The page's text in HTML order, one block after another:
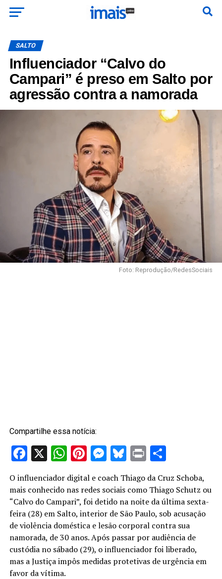
SALTO
Influenciador “Calvo do
Campari” é preso em Salto por
agressão contra a namorada
Foto: Reprodução/RedesSociais
Compartilhe essa notícia:
Facebook
X WhatsApp
Pinterest
Messenger
Bluesky
PrintShare
O influenciador digital e coach Thiago da Cruz Schoba,
mais conhecido nas redes sociais como Thiago Schutz ou
“Calvo do Campari”, foi detido na noite da última sexta-
feira (28) em Salto, interior de São Paulo, sob acusação
de violência doméstica e lesão corporal contra sua
namorada, de 30 anos. Após passar por audiência de
custódia no sábado (29), o influenciador foi liberado,
mas a Justiça impôs medidas protetivas de urgência em
favor da vítima.